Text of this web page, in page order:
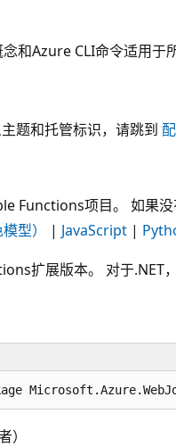
和Azure CLI命令适用于
题和托管标识，请跳到
Functions项目。 如果没
型）
| JavaScript |
扩展版本。 对于.NET
）